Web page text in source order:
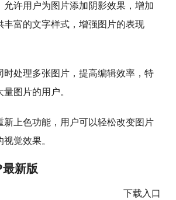
允许用户为图片添加阴影效果，增加
丰富的文字样式，增强图片的表现
时处理多张图片，提高编辑效率，特
图片的用户。
新上色功能，用户可以轻松改变图片
觉效果。
新版
下载入口